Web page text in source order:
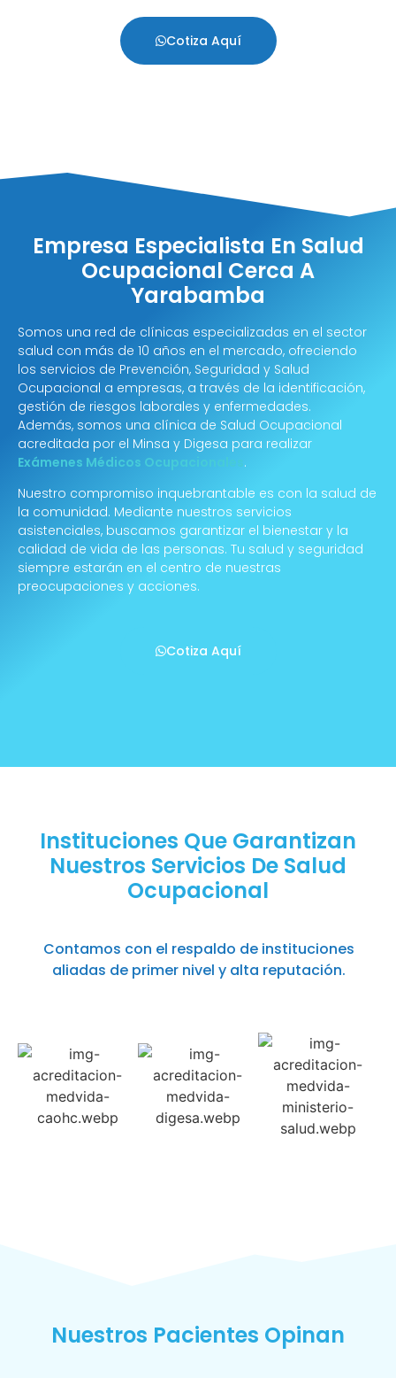
Cotiza Aquí
Empresa Especialista En Salud
Ocupacional Cerca A
Yarabamba
Somos una red de clínicas especializadas en el sector
salud con más de 10 años en el mercado, ofreciendo
los servicios de Prevención, Seguridad y Salud
Ocupacional a empresas, a través de la identificación,
gestión de riesgos laborales y enfermedades.
Además, somos una clínica de Salud Ocupacional
acreditada por el Minsa y Digesa para realizar
Exámenes Médicos Ocupacionales .
Nuestro compromiso inquebrantable es con la salud de
la comunidad. Mediante nuestros servicios
asistenciales, buscamos garantizar el bienestar y la
calidad de vida de las personas. Tu salud y seguridad
siempre estarán en el centro de nuestras
preocupaciones y acciones.
Cotiza Aquí
Instituciones Que Garantizan
Nuestros Servicios De Salud
Ocupacional
Contamos con el respaldo de instituciones
aliadas de primer nivel y alta reputación.
Nuestros Pacientes Opinan